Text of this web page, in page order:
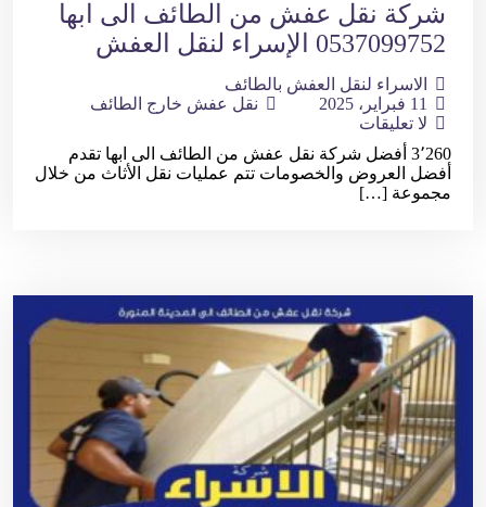
شركة نقل عفش من الطائف الى ابها
0537099752 الإسراء لنقل العفش
الاسراء لنقل العفش بالطائف
11 فبراير، 2025
نقل عفش خارج الطائف
لا تعليقات
3٬260 أفضل شركة نقل عفش من الطائف الى ابها تقدم
أفضل العروض والخصومات تتم عمليات نقل الأثاث من خلال
مجموعة […]